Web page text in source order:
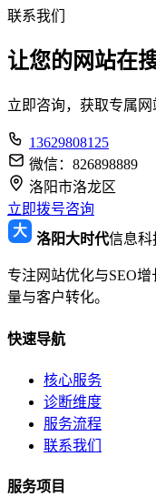
联系我们
让您的网站在
立即咨询，获取专属
13629808125
微信：826898889
洛阳市洛龙区
立即拨号咨询
大 洛阳大时代信息科
专注网站优化与SEO
量与客户转化。
快速导航
核心服务
诊断维度
服务流程
联系我们
服务项目